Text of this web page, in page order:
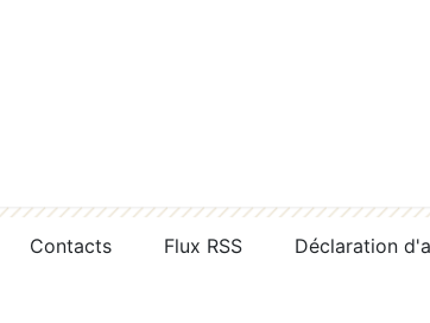
Contacts Flux RSS Déclaration